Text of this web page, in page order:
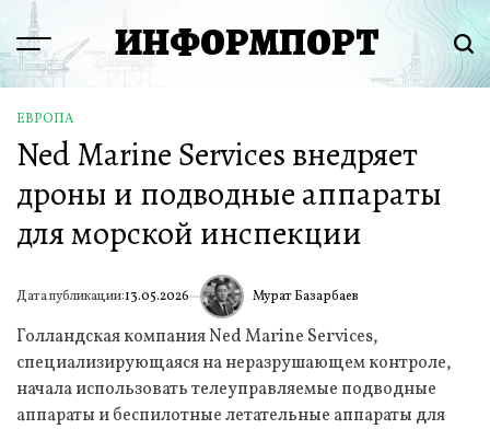
Перейти
содержимому
Menu ИНФОРМПОРТ
ОПУБЛИКОВАНО
В
ЕВРОПА
Ned Marine Services внедряет
дроны и подводные аппараты
для морской инспекции
Дата публикации:13.05.2026 ИА Мурат Базарбаев
Голландская компания Ned Marine Services,
специализирующаяся на неразрушающем контроле,
начала использовать телеуправляемые подводные
аппараты и беспилотные летательные аппараты для